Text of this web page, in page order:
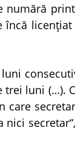
numără
încă licenţiat
trei luni (…).
care